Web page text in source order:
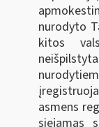
nurodyto
kitos
asmens
siejamas